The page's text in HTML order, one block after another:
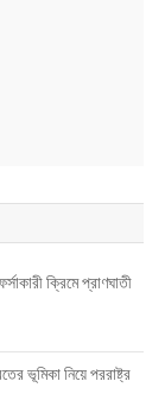
ক্রিমে প্রাণঘাতী
ভূমিকা নিয়ে পররাষ্ট্র